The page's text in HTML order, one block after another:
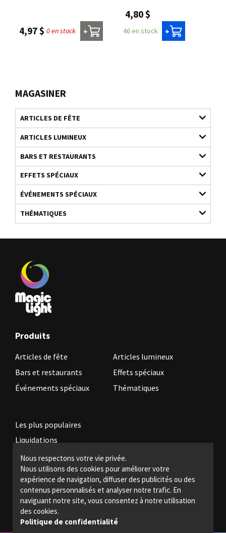
Nous respectons votre vie privée.
Nous utilisons des cookies pour améliorer votre
expérience de navigation, diffuser des publicités ou des
contenus personnalisés et analyser notre trafic. En
naviguant notre site, vous consentez à notre utilisation
des cookies.
Politique de confidentialité
MAGASINER
ARTICLES DE FÊTE
ARTICLES LUMINEUX
BARS ET RESTAURANTS
EFFETS SPÉCIAUX
ÉVÉNEMENTS SPÉCIAUX
THÉMATIQUES
4,97 $ 0 en stock +
4,80 $
46 en stock +
Produits
Articles de fête
Articles lumineux
Bars et restaurants
Effets spéciaux
Événements spéciaux
Thématiques
Les plus populaires
Liquidations
Devenez revendeur
Politiques légales
Nous joindre